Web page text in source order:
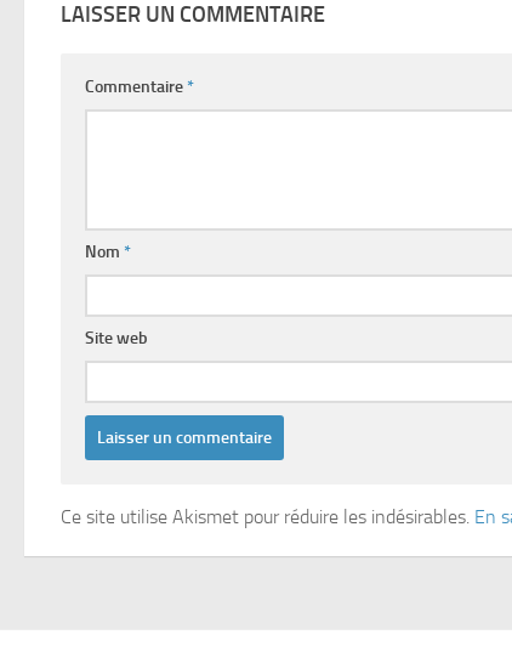
LAISSER UN COMMENTAIRE
Commentaire*
Nom *
Site web
Ce site utilise Akismet pour réduire les indésirables. En